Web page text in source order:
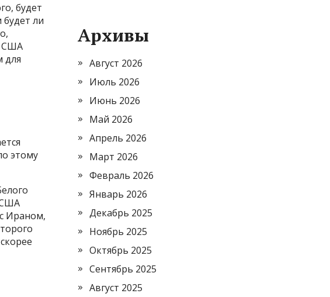
будет
ли
США
для
этому
США
Ираном,
Архивы
Август 2026
Июль 2026
Июнь 2026
Май 2026
Апрель 2026
Март 2026
Февраль 2026
Январь 2026
Декабрь 2025
Ноябрь 2025
Октябрь 2025
Сентябрь 2025
Август 2025